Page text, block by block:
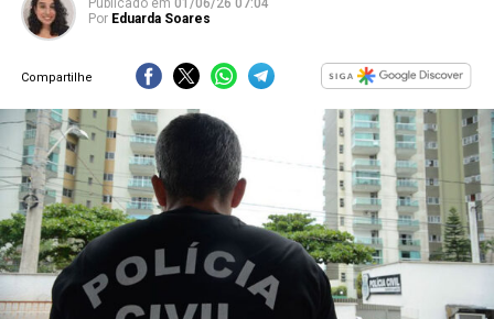
Publicado em 01/06/26 07:04
Por Eduarda Soares
Compartilhe